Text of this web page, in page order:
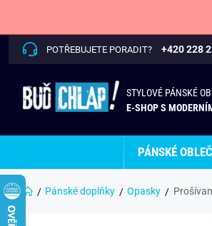
POTŘEBUJETE PORADIT? +420 228
STYLOVÉ PÁNSKÉ
E-SHOP S
PÁNSKÉ
Pánské doplňky Opasky